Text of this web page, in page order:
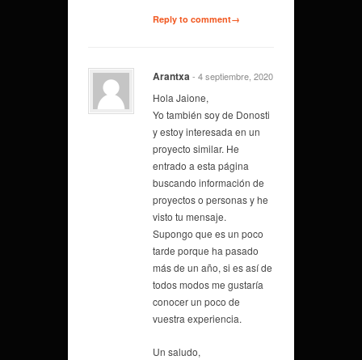
Reply to comment→
Arantxa- 4 septiembre, 2020
Hola Jaione,
Yo también soy de Donosti
y estoy interesada en un
proyecto similar. He
entrado a esta página
buscando información de
proyectos o personas y he
visto tu mensaje.
Supongo que es un poco
tarde porque ha pasado
más de un año, si es así de
todos modos me gustaría
conocer un poco de
vuestra experiencia.
Un saludo,